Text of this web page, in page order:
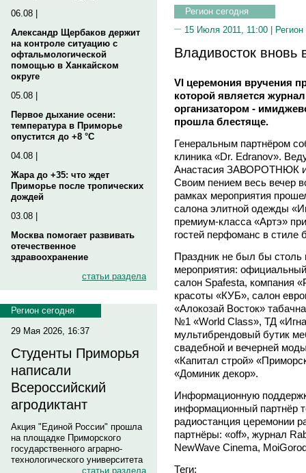
06.08 |
Александр Щербаков держит
на контроле ситуацию с
офтальмологической
помощью в Ханкайском
округе
05.08 |
Первое дыхание осени:
температура в Приморье
опустится до +8 °C
04.08 |
Жара до +35: что ждет
Приморье после тропических
дождей
03.08 |
Москва помогает развивать
отечественное
здравоохранение
статьи раздела
Регион сегодня
29 Мая 2026, 16:37
Студенты Приморья
написали
Всероссийский
агродиктант
Акция "Единой России" прошла
на площадке Приморского
государственного аграрно-
технологического университета
статьи раздела
Регион сегодня
15 Июля 2011, 11:00 | Регион
Владивосток
VI церемония вручения
которой является
организатором -
прошла блестяще.
Генеральным партнёром
клиника «Dr. Edranov».
Анастасия ЗАВОРОТНЮК
Своим пением весь вечер
рамках мероприятия
салона элитной одежды
премиум-класса «Артэ»
гостей перфоманс в стиле
Праздник не был бы столь
мероприятия:
салон Spafesta, компания
красоты «КУБ», салон
«Алокозай Восток»
№1 «World Class», ТД
мультибрендовый бутик
свадебной и вечерней
«Капитал строй»
«Доминик декор».
Информационную
информационный партнёр
радиостанция церемонии
партнёры: «off», журнал
NewWave Сinema,
Теги: